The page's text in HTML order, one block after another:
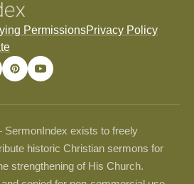
PermissionsPrivacy Policy
exists to freely
historic Christian sermons for
strengthening of His Church.